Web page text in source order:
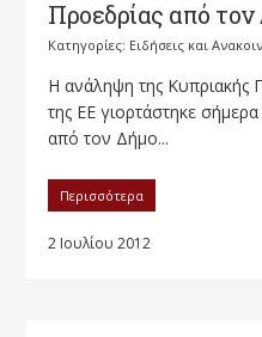
Κατηγορίες: Ειδήσεις και
Η ανάληψη της Κυπριακής
της ΕΕ γιορτάστηκε
από τον Δήμο...
Περισσότερα
2 Ιουλίου 2012